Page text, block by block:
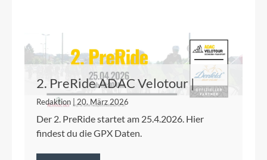
2. PreRide ADAC Velotour |
25.04.26
Redaktion | 20. März 2026
Der 2. PreRide startet am 25.4.2026. Hier
findest du die GPX Daten.